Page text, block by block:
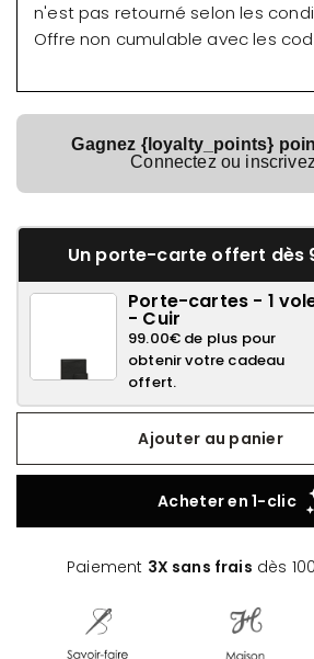
n'est pas retourné selon les
Offre non cumulable avec les
Gagnez {loyalty_points}
Connectez ou
Un porte-carte offert dès
Porte-cartes - 1
- Cuir
99.00€ de plus pour
obtenir votre cadeau
offert.
Ajouter au panier
Paiement 3X sans frais dès